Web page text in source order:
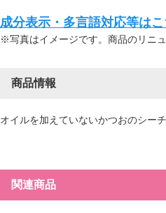
成分表示・多言語対応等
※写真はイメージです。商品のリニ
商品情報
オイルを加えていないかつおのシー
関連商品